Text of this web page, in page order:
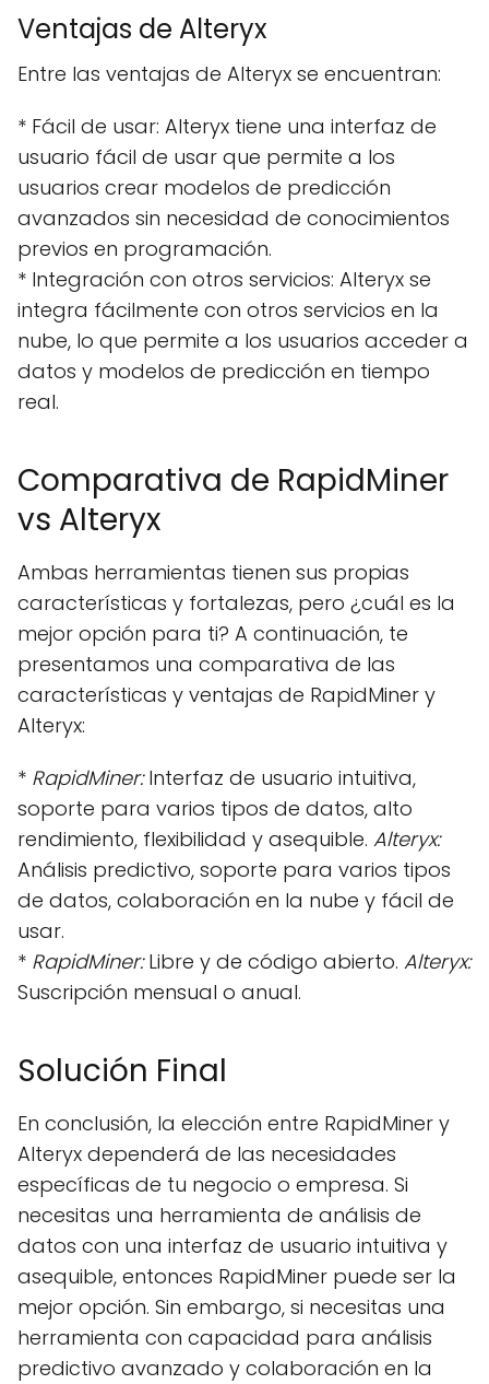
Ventajas de Alteryx
Entre las ventajas de Alteryx se encuentran:
* Fácil de usar: Alteryx tiene una interfaz de
usuario fácil de usar que permite a los
usuarios crear modelos de predicción
avanzados sin necesidad de conocimientos
previos en programación.
* Integración con otros servicios: Alteryx se
integra fácilmente con otros servicios en la
nube, lo que permite a los usuarios acceder a
datos y modelos de predicción en tiempo
real.
Comparativa de RapidMiner
vs Alteryx
Ambas herramientas tienen sus propias
características y fortalezas, pero ¿cuál es la
mejor opción para ti? A continuación, te
presentamos una comparativa de las
características y ventajas de RapidMiner y
Alteryx:
* RapidMiner:Interfaz de usuario intuitiva,
soporte para varios tipos de datos, alto
rendimiento, flexibilidad y asequible. Alteryx:
Análisis predictivo, soporte para varios tipos
de datos, colaboración en la nube y fácil de
usar.
* RapidMiner:Libre y de código abierto. Alteryx:
Suscripción mensual o anual.
Solución Final
En conclusión, la elección entre RapidMiner y
Alteryx dependerá de las necesidades
específicas de tu negocio o empresa. Si
necesitas una herramienta de análisis de
datos con una interfaz de usuario intuitiva y
asequible, entonces RapidMiner puede ser la
mejor opción. Sin embargo, si necesitas una
herramienta con capacidad para análisis
predictivo avanzado y colaboración en la